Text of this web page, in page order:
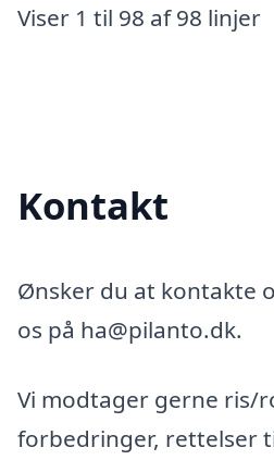
Viser 1 til 98 af 98 linjer
Kontakt
Ønsker du at kontakte
os på ha@pilanto.dk.
Vi modtager gerne ris/
forbedringer, rettelser